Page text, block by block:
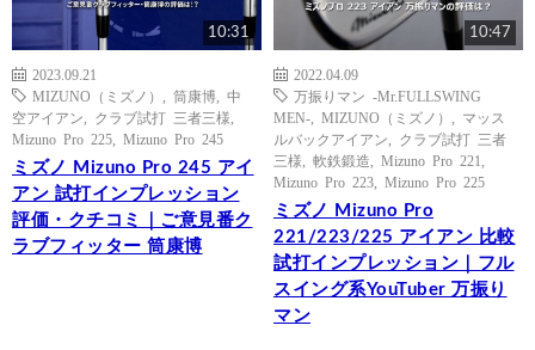
10:31
2023.09.21
MIZUNO（ミズノ）
筒康博
中
空アイアン
クラブ試打 三者三様
Mizuno Pro 225
Mizuno Pro 245
ミズノ Mizuno Pro 245 アイ
アン 試打インプレッション
評価・クチコミ｜ご意見番ク
ラブフィッター 筒康博
10:47
2022.04.09
万振りマン -Mr.FULLSWING
MEN-
MIZUNO（ミズノ）
マッス
ルバックアイアン
クラブ試打 三者
三様
軟鉄鍛造 Mizuno Pro 221
Mizuno Pro 223
Mizuno Pro 225
ミズノ Mizuno Pro
221/223/225 アイアン 比較
試打インプレッション｜フル
スイング系YouTuber 万振り
マン